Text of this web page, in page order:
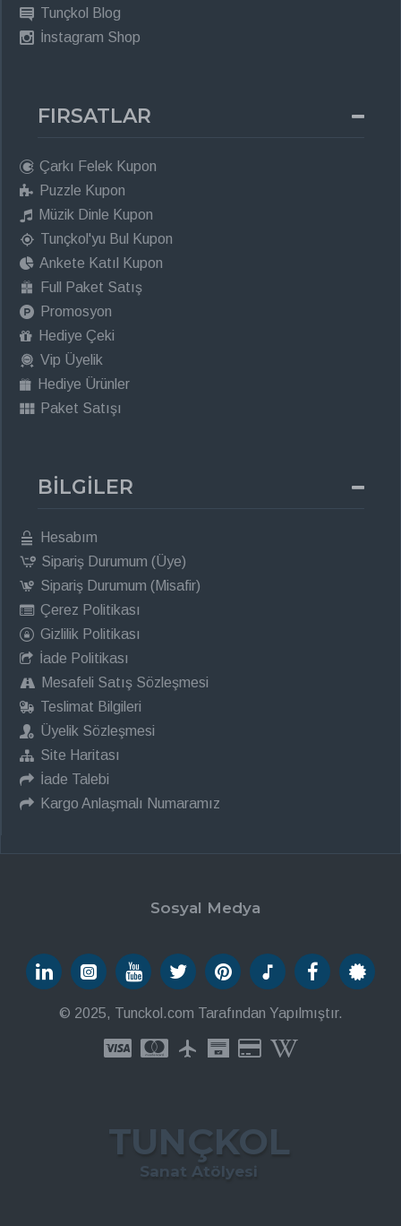
Tunçkol Blog
İnstagram Shop
FIRSATLAR
Çarkı Felek Kupon
Puzzle Kupon
Müzik Dinle Kupon
Tunçkol'yu Bul Kupon
Ankete Katıl Kupon
Full Paket Satış
Promosyon
Hediye Çeki
Vip Üyelik
Hediye Ürünler
Paket Satışı
BİLGİLER
Hesabım
Sipariş Durumum (Üye)
Sipariş Durumum (Misafir)
Çerez Politikası
Gizlilik Politikası
İade Politikası
Mesafeli Satış Sözleşmesi
Teslimat Bilgileri
Üyelik Sözleşmesi
Site Haritası
İade Talebi
Kargo Anlaşmalı Numaramız
Sosyal Medya
© 2025, Tunckol.com Tarafından Yapılmıştır.
TUNÇKOL
Sanat Atölyesi